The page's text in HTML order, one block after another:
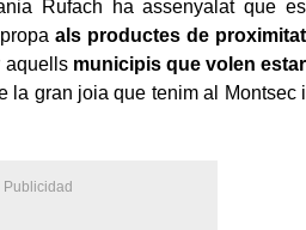
Rufach ha assenyalat que es
als productes de proximitat
aquells municipis que volen estar
la gran joia que tenim al Montsec i